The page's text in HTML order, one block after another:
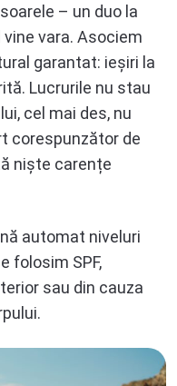
– un duo la
vara. Asociem
garantat: ieșiri la
Lucrurile nu stau
cel mai des, nu
corespunzător de
niște carențe
automat niveluri
folosim SPF,
sau din cauza